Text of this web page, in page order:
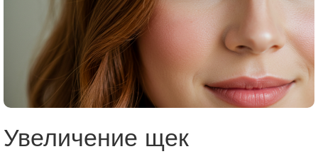
Увеличение щек